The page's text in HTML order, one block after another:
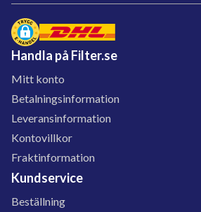
Handla på Filter.se
Mitt konto
Betalningsinformation
Leveransinformation
Kontovillkor
Fraktinformation
Kundservice
Beställning